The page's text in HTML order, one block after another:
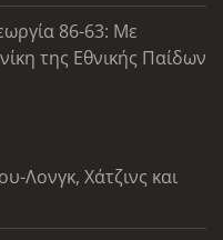
86-63: Με
της Εθνικής Παίδων
Λονγκ, Χάτζινς και